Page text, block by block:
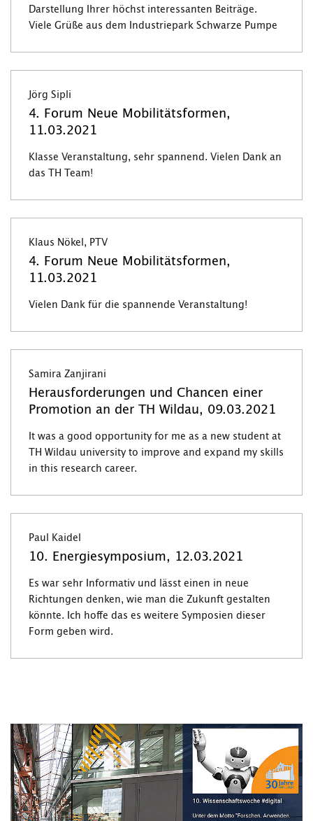
Darstellung Ihrer höchst interessanten Beiträge.
Viele Grüße aus dem Industriepark Schwarze Pumpe
Jörg Sipli
4. Forum Neue Mobilitätsformen,
11.03.2021
Klasse Veranstaltung, sehr spannend. Vielen Dank an
das TH Team!
Klaus Nökel, PTV
4. Forum Neue Mobilitätsformen,
11.03.2021
Vielen Dank für die spannende Veranstaltung!
Samira Zanjirani
Herausforderungen und Chancen einer
Promotion an der TH Wildau, 09.03.2021
It was a good opportunity for me as a new student at
TH Wildau university to improve and expand my skills
in this research career.
Paul Kaidel
10. Energiesymposium, 12.03.2021
Es war sehr Informativ und lässt einen in neue
Richtungen denken, wie man die Zukunft gestalten
könnte. Ich hoffe das es weitere Symposien dieser
Form geben wird.